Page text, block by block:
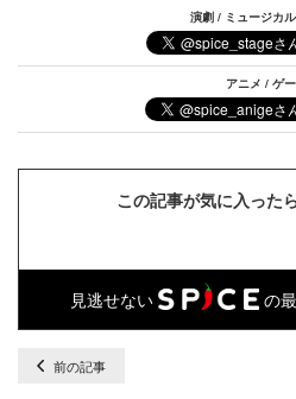
演劇 / ミュージカ
アニメ / ゲ
この記事が気に入った
見逃せない の
前の記事